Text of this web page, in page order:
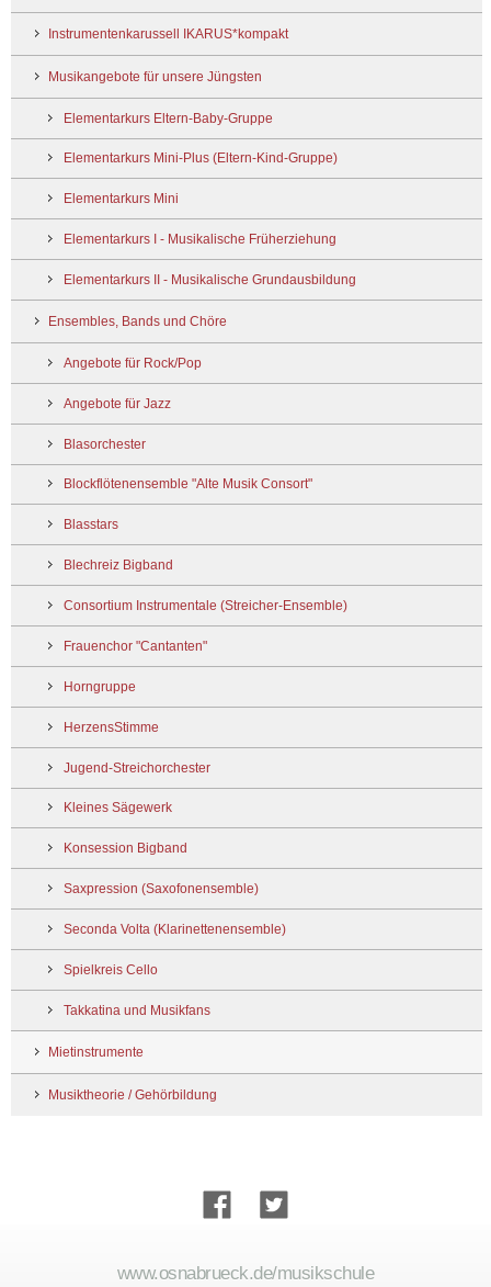
Instrumentenkarussell IKARUS*kompakt
Musikangebote für unsere Jüngsten
Elementarkurs Eltern-Baby-Gruppe
Elementarkurs Mini-Plus (Eltern-Kind-Gruppe)
Elementarkurs Mini
Elementarkurs I - Musikalische Früherziehung
Elementarkurs II - Musikalische Grundausbildung
Ensembles, Bands und Chöre
Angebote für Rock/Pop
Angebote für Jazz
Blasorchester
Blockflötenensemble "Alte Musik Consort"
Blasstars
Blechreiz Bigband
Consortium Instrumentale (Streicher-Ensemble)
Frauenchor "Cantanten"
Horngruppe
HerzensStimme
Jugend-Streichorchester
Kleines Sägewerk
Konsession Bigband
Saxpression (Saxofonensemble)
Seconda Volta (Klarinettenensemble)
Spielkreis Cello
Takkatina und Musikfans
Mietinstrumente
Musiktheorie / Gehörbildung
www.osnabrueck.de/musikschule